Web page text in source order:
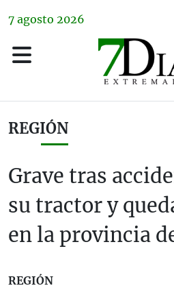
7 agosto 2026
REGIÓN
Grave tras
su tractor y
en la provincia
REGIÓN